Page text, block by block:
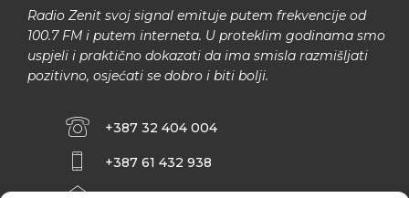
Radio Zenit svoj signal emituje putem frekvencije od
100.7 FM i putem interneta. U proteklim godinama smo
uspjeli i praktično dokazati da ima smisla razmišljati
pozitivno, osjećati se dobro i biti bolji.
+387 32 404 004
+387 61 432 938